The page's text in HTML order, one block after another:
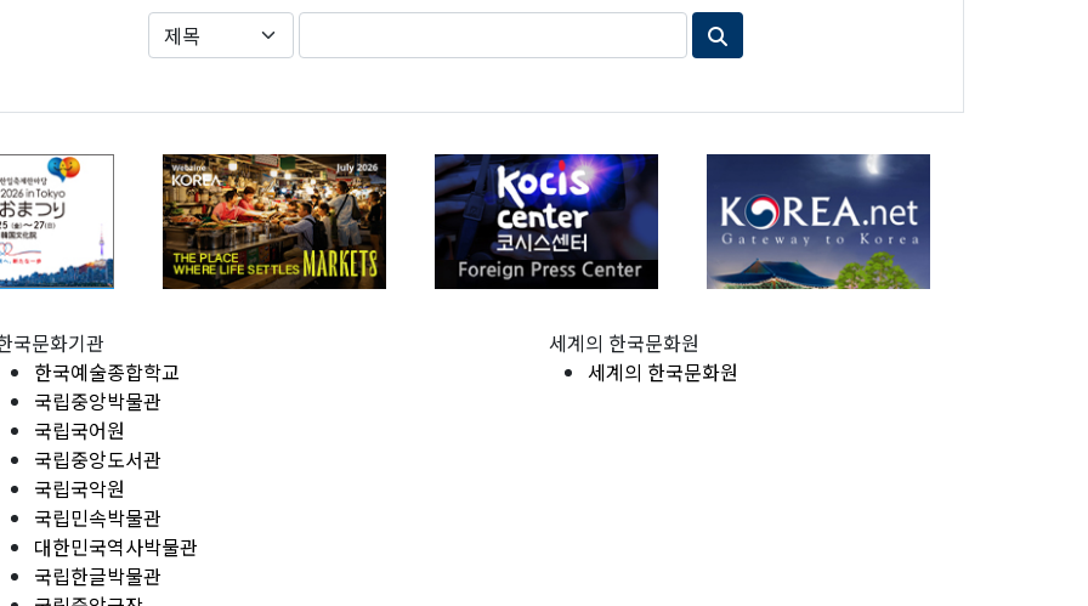
국문화기관
한국예술종합학교
국립중앙박물관
국립국어원
국립중앙도서관
국립국악원
국립민속박물관
대한민국역사박물관
국립한글박물관
세계의 한국문화원
세계의 한국문화원